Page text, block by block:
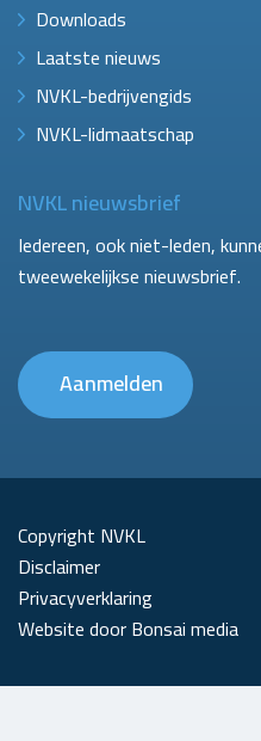
Downloads
Laatste nieuws
NVKL-bedrijvengids
NVKL-lidmaatschap
NVKL nieuwsbrief
Iedereen, ook niet-leden,
tweewekelijkse nieuwsbrief.
Aanmelden
Copyright NVKL
Disclaimer
Privacyverklaring
Website door Bonsai media